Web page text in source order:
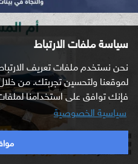
سياسة ملفات الارتباط
نحن نستخدم ملفات تعريف
لموقعنا ولتحسين تجربتك. من
فإنك توافق على استخدامنا
سياسية الخصوصية